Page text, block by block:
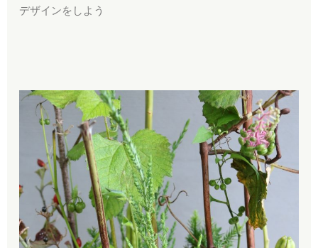
デザインをしよう